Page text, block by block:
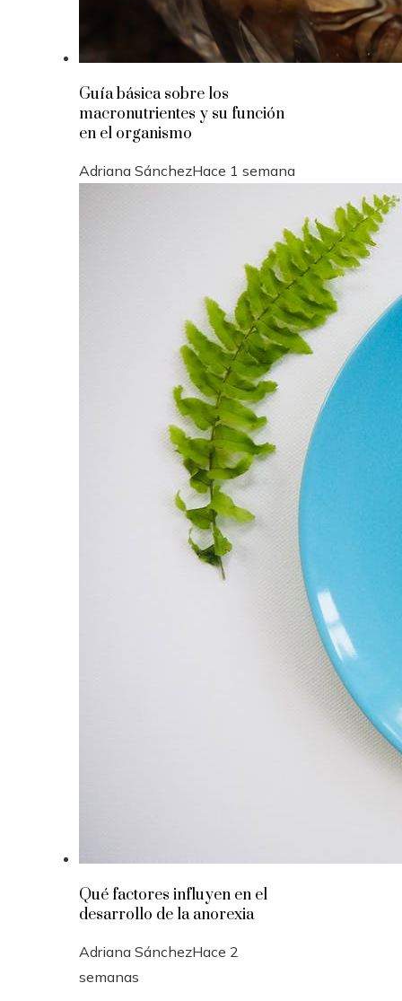
Guía básica sobre los
macronutrientes y su función
en el organismo
Adriana SánchezHace 1 semana
Qué factores influyen en el
desarrollo de la anorexia
Adriana SánchezHace 2
semanas